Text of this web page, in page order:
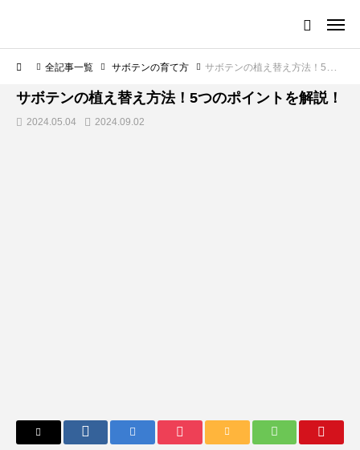
全記事一覧 サボテンの育て方 サボテンの植え替え方法！5つのポイントを解説！
サボテンの育て方
サボテンの植え替え方法！5つのポイントを解説！
2024.05.04 2024.09.02